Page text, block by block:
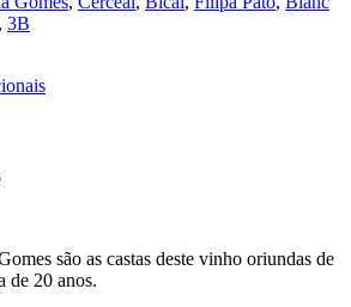
, 3B
são as castas deste vinho oriundas de
de 20 anos.